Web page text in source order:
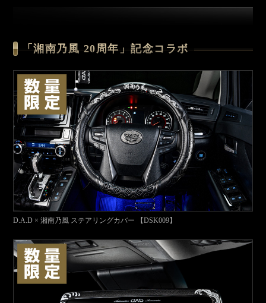
「湘南乃風 20周年」記念コラボ
D.A.D × 湘南乃風 ステアリングカバー 【DSK009】